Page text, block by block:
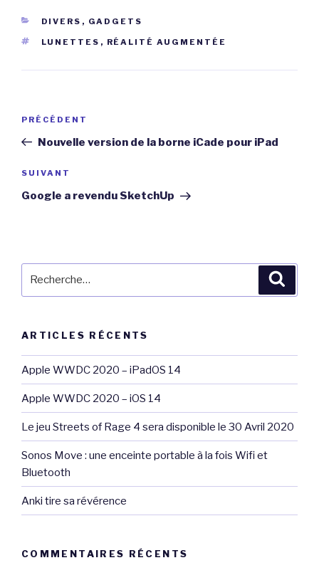
CATÉGORIES
DIVERS , GADGETS
ÉTIQUETTES
LUNETTES , RÉALITÉ AUGMENTÉE
Navigation
l’article
Article
précédent
PRÉCÉDENT
Nouvelle version de la borne iCade pour iPad
Article
suivant
SUIVANT
Google a revendu SketchUp
ARTICLES RÉCENTS
Apple WWDC 2020 – iPadOS 14
Apple WWDC 2020 – iOS 14
Le jeu Streets of Rage 4 sera disponible le 30 Avril 2020
Sonos Move : une enceinte portable à la fois Wifi et
Bluetooth
Anki tire sa révérence
COMMENTAIRES RÉCENTS